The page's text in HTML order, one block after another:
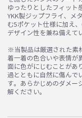
ゆったりとしたフィット
YKK製ジップフライ、メ
む5ポケット仕様に加え
デザイン性を兼ね備えて
※当製品は厳選された素
着一着の色合いや表情が
面に色がにじむことがあ
過とともに自然に傷んで
す。あらかじめのダメー
解ください。